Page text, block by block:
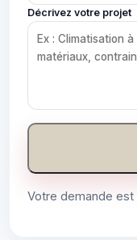
Décrivez votre projet
Votre demande est